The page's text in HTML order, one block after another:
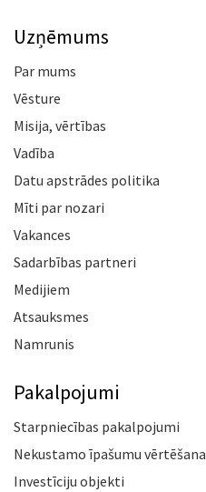
Uzņēmums
Par mums
Vēsture
Misija, vērtības
Vadība
Datu apstrādes politika
Mīti par nozari
Vakances
Sadarbības partneri
Medijiem
Atsauksmes
Namrunis
Pakalpojumi
Starpniecības pakalpojumi
Nekustamo īpašumu vērtēšana
Investīciju objekti